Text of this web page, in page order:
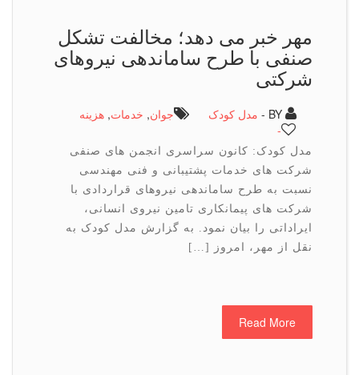
مهر خبر می دهد؛ مخالفت تشکل
صنفی با طرح ساماندهی نیروهای
شرکتی
مدل کودک جوان ,خدمات, هزینه
مدل کودک: کانون سراسری انجمن های صنفی
شرکت های خدمات پشتیبانی و فنی مهندسی
نسبت به طرح ساماندهی نیروهای قراردادی با
شرکت های پیمانکاری تامین نیروی انسانی،
ایراداتی را بیان نمود. به گزارش مدل کودک به
نقل از مهر، امروز […]
Read More